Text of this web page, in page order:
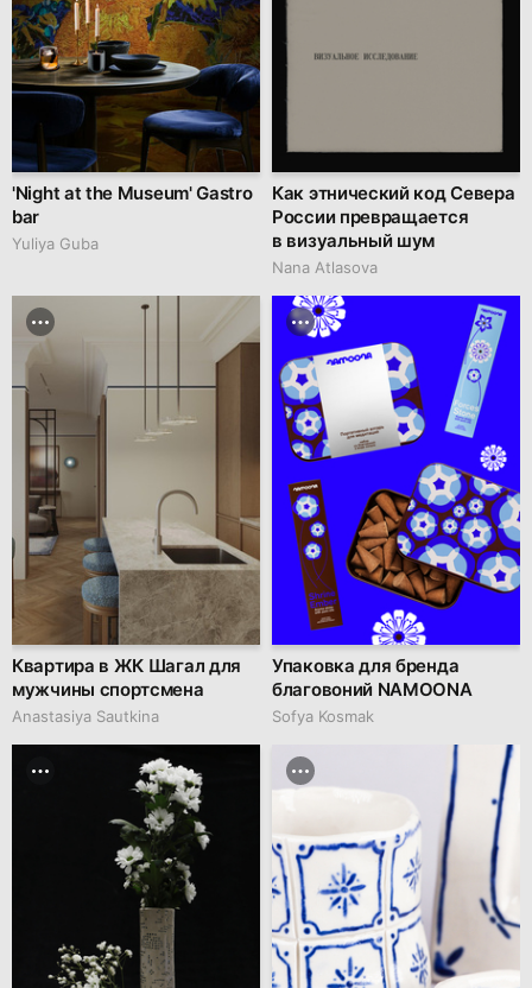
'Night at the Museum' Gastro
bar
Yuliya Guba
Как этнический код Севера
России превращается
в визуальный шум
Nana Atlasova
Квартира в ЖК Шагал для
мужчины спортсмена
Anastasiya Sautkina
Упаковка для бренда
благовоний NAMOONA
Sofya Kosmak